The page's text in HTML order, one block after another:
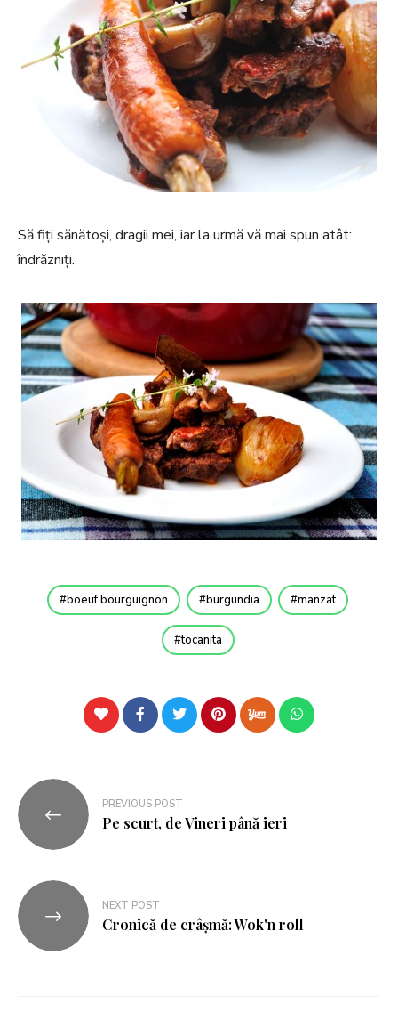
Să fiți sănătoși, dragii mei, iar la urmă vă mai spun atât:
îndrăzniți.
boeuf bourguignon burgundia manzat
tocanita
PREVIOUS POST
Pe scurt, de Vineri până ieri
NEXT POST
Cronică de crâșmă: Wok'n roll